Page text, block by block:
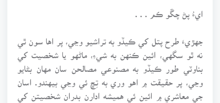
ايءُ پڻ چڱو ڪم . . .
جهڙيءَ طرح پتل کي ڪيڏو به تراشيو وڃي، پر اها سون ٿي
نه ٿو سگهي، ائين ڪنهن به شيءِ، ماڻهو يا شخصيت کي
بناوٽي طور ڪيڏو به مصنوعي مصالحن سان مهان بڻايو
وڃي، پر حقيقت ۾ اهو وري به تِڇ ئي وڃي بيهندو. اسان
جي معاشري ۾ ائين ئي هميشه ادارن بدران شخصيتن کي